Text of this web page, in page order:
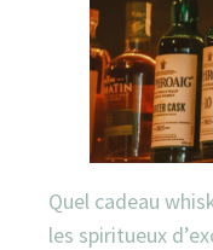
Quel cadeau
les spiritueux